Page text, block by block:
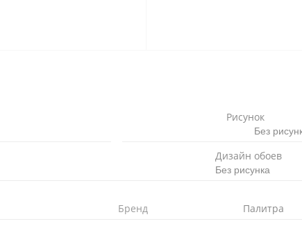
Рисунок
Без
Дизайн обоев
Без рисунка
Бренд Палитра